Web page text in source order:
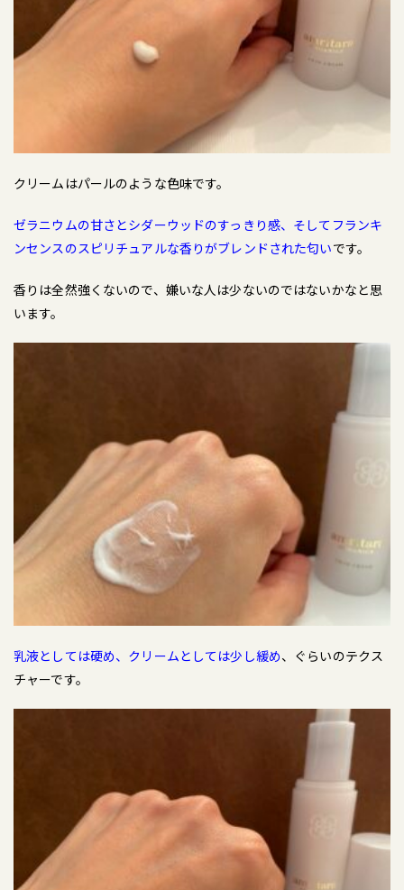
クリームはパールのような色味です。
ゼラニウムの甘さとシダーウッドのすっきり感、そしてフランキ
ンセンスのスピリチュアルな香りがブレンドされた匂いです。
香りは全然強くないので、嫌いな人は少ないのではないかなと思
います。
乳液としては硬め、クリームとしては少し緩め、ぐらいのテクス
チャーです。